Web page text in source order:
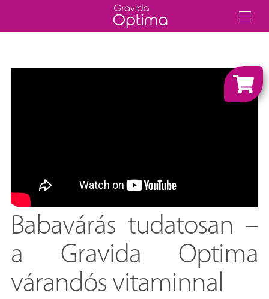
Babavárás tudatosan –
a Gravida Optima
várandós vitaminnal